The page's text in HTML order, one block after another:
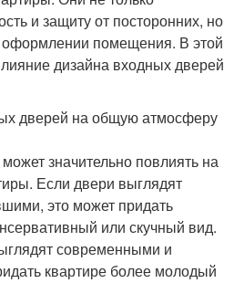
и защиту от посторонних, но
помещения. В этой
дизайна входных дверей
дверей на общую атмосферу
значительно повлиять на
Если двери выглядят
это может придать
или скучный вид.
современными и
квартире более молодый